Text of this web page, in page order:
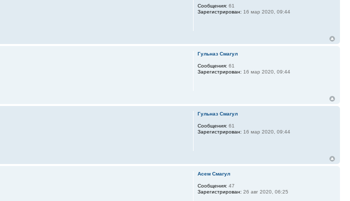
Сообщения: 61
Зарегистрирован: 16 мар 2020, 09:44
Гульназ Смагул
Сообщения: 61
Зарегистрирован: 16 мар 2020, 09:44
Гульназ Смагул
Сообщения: 61
Зарегистрирован: 16 мар 2020, 09:44
Асем Смагул
Сообщения: 47
Зарегистрирован: 26 авг 2020, 06:25